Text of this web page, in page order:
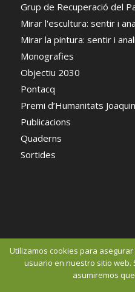
Grup de Recuperació del
Mirar l'escultura: sentir i
Mirar la pintura: sentir i
Monografies
Objectiu 2030
Pontacq
Premi d’Humanitats
Publicacions
Quaderns
Sortides
Utilizamos cookies para
usuario en nuestro sitio web.
asumiremos